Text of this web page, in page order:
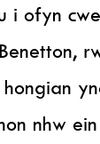
ofyn
nhw ein